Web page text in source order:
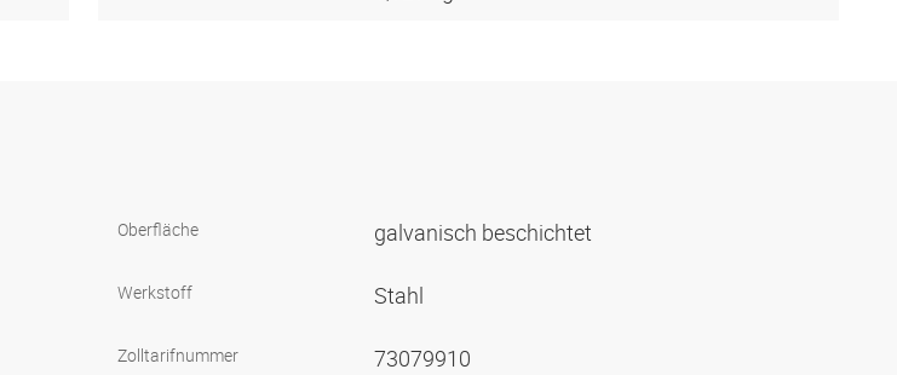
Oberfläche galvanisch beschichtet
Werkstoff Stahl
Zolltarifnummer 73079910